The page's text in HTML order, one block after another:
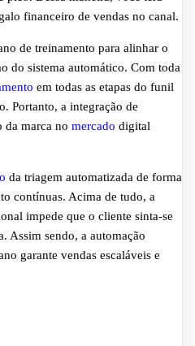
financeiro de vendas no canal.
de treinamento para alinhar o
do sistema automático. Com toda
em todas as etapas do funil
Portanto, a integração de
da marca no mercado digital
da triagem automatizada de forma
contínuas. Acima de tudo, a
impede que o cliente sinta-se
Assim sendo, a automação
garante vendas escaláveis e